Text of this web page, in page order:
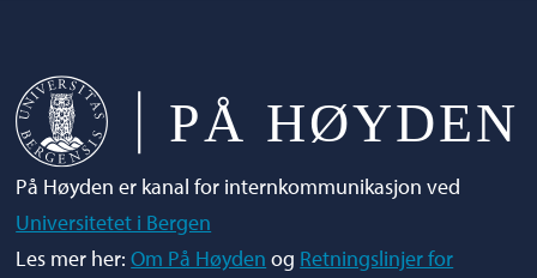
På Høyden er kanal for internkommunikasjon ved
Universitetet i Bergen
Les mer her:Om På Høyden og Retningslinjer for